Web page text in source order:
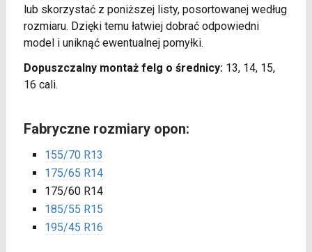
lub skorzystać z poniższej listy, posortowanej według
rozmiaru. Dzięki temu łatwiej dobrać odpowiedni
model i uniknąć ewentualnej pomyłki.
Dopuszczalny montaż felg o średnicy:13, 14, 15,
16 cali.
Fabryczne rozmiary opon:
155/70 R13
175/65 R14
175/60 R14
185/55 R15
195/45 R16